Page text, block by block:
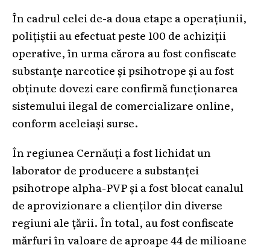
În cadrul celei de-a doua etape a operațiunii,
polițiștii au efectuat peste 100 de achiziții
operative, în urma cărora au fost confiscate
substanțe narcotice și psihotrope și au fost
obținute dovezi care confirmă funcționarea
sistemului ilegal de comercializare online,
conform aceleiași surse.
În regiunea Cernăuți a fost lichidat un
laborator de producere a substanței
psihotrope alpha-PVP și a fost blocat canalul
de aprovizionare a clienților din diverse
regiuni ale țării. În total, au fost confiscate
mărfuri în valoare de aproape 44 de milioane